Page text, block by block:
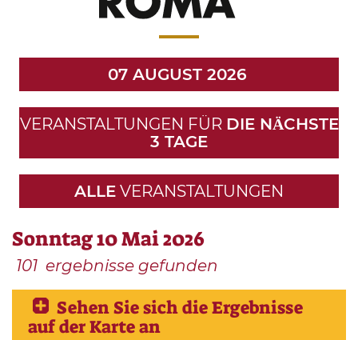
07 AUGUST 2026
VERANSTALTUNGEN FÜR DIE NӒCHSTE
3 TAGE
ALLE VERANSTALTUNGEN
Sonntag 10 Mai 2026
101 ergebnisse gefunden
Sehen Sie sich die Ergebnisse
auf der Karte an